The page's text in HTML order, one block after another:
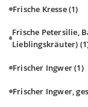
Frische Kresse(1)
Frische Petersilie,
Lieblingskräuter)
Frischer Ingwer(1)
Frischer Ingwer,